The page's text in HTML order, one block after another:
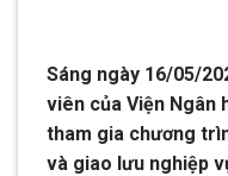
Sáng ngày 16/05/
viên của Viện Ngân
tham gia chương
và giao lưu nghiệp